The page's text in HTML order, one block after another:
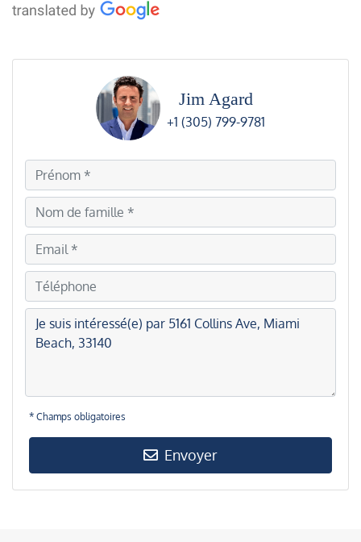
Jim Agard
+1 (305) 799-9781
* Champs obligatoires
Envoyer